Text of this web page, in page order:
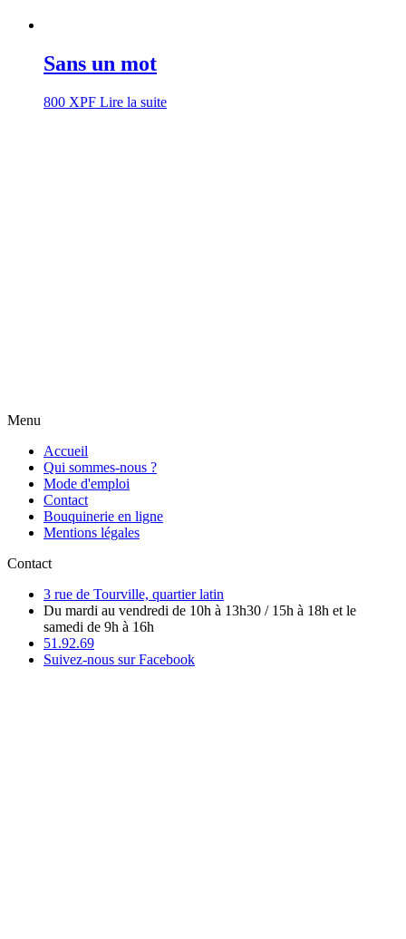
Sans un mot
800 XPF Lire la suite
Menu
Accueil
Qui sommes-nous ?
Mode d'emploi
Contact
Bouquinerie en ligne
Mentions légales
Contact
3 rue de Tourville, quartier latin
Du mardi au vendredi de 10h à 13h30 / 15h à 18h et le
samedi de 9h à 16h
51.92.69
Suivez-nous sur Facebook